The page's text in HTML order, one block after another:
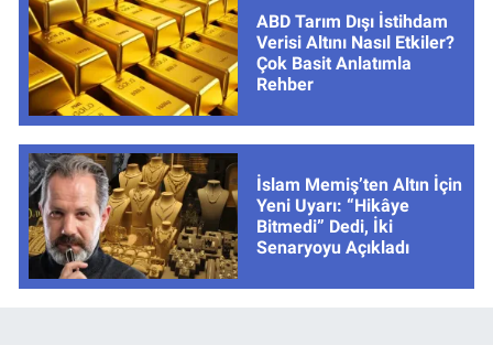
ABD Tarım Dışı İstihdam
Verisi Altını Nasıl Etkiler?
Çok Basit Anlatımla
Rehber
İslam Memiş’ten Altın İçin
Yeni Uyarı: “Hikâye
Bitmedi” Dedi, İki
Senaryoyu Açıkladı